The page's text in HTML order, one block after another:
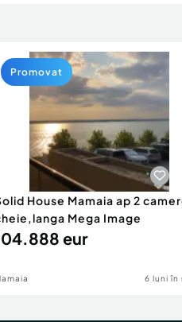
House Mamaia ap 2
Mega Image
eur
6 luni în
Promovat